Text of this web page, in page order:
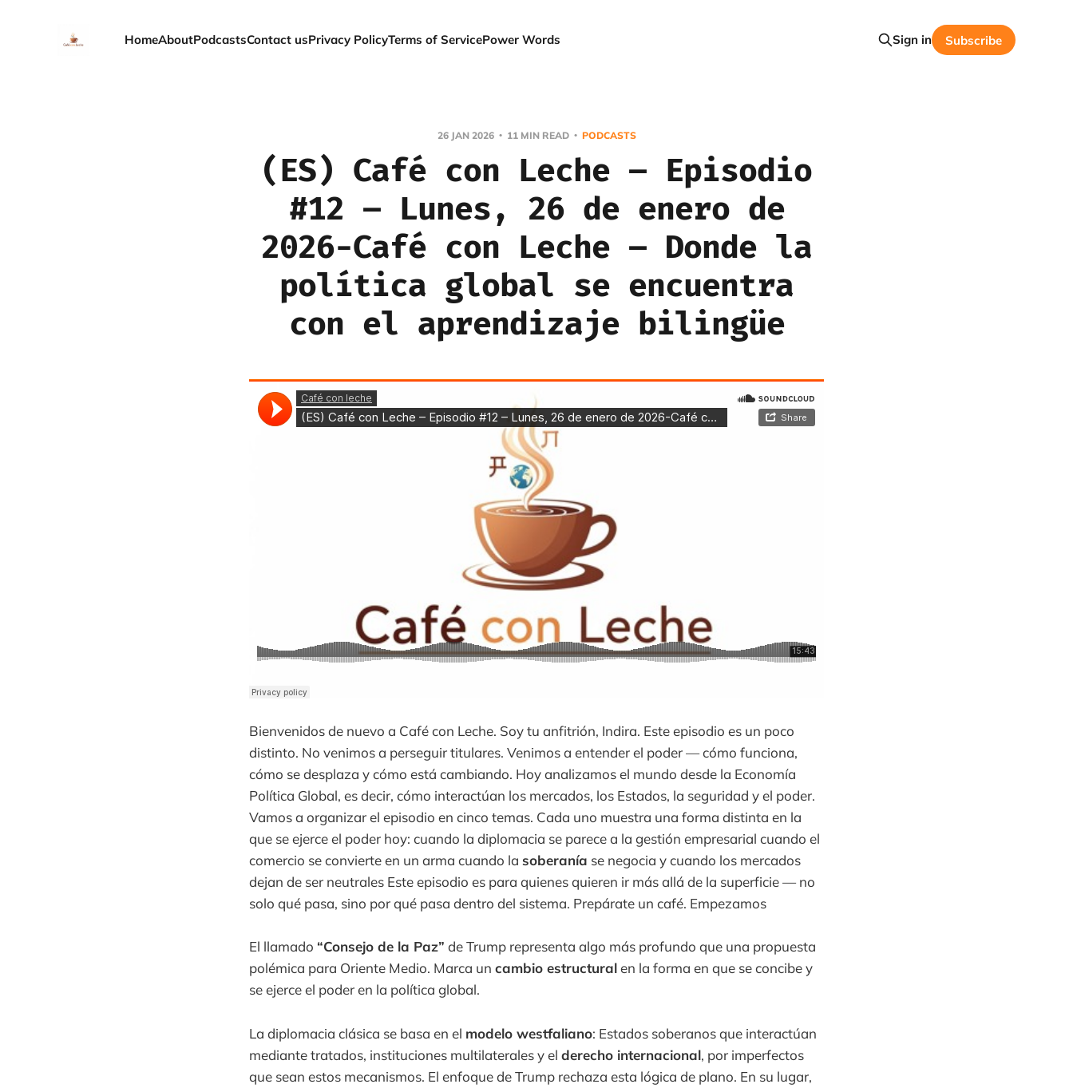
HomeAboutPodcastsContact usPrivacy PolicyTerms of ServicePower Words Sign in Subscribe
26 JAN 2026 11 MIN READ PODCASTS
(ES) Café con Leche – Episodio
#12 – Lunes, 26 de enero de
2026-Café con Leche – Donde la
política global se encuentra
con el aprendizaje bilingüe
Bienvenidos de nuevo a Café con Leche. Soy tu anfitrión, Indira. Este episodio es un poco
distinto. No venimos a perseguir titulares. Venimos a entender el poder — cómo funciona,
cómo se desplaza y cómo está cambiando. Hoy analizamos el mundo desde la Economía
Política Global, es decir, cómo interactúan los mercados, los Estados, la seguridad y el poder.
Vamos a organizar el episodio en cinco temas. Cada uno muestra una forma distinta en la
que se ejerce el poder hoy: cuando la diplomacia se parece a la gestión empresarial cuando el
comercio se convierte en un arma cuando la soberanía se negocia y cuando los mercados
dejan de ser neutrales Este episodio es para quienes quieren ir más allá de la superficie — no
solo qué pasa, sino por qué pasa dentro del sistema. Prepárate un café. Empezamos
El llamado “Consejo de la Paz” de Trump representa algo más profundo que una propuesta
polémica para Oriente Medio. Marca un cambio estructuralen la forma en que se concibe y
se ejerce el poder en la política global.
La diplomacia clásica se basa en el modelo westfaliano: Estados soberanos que interactúan
mediante tratados, instituciones multilaterales y el derecho internacional, por imperfectos
que sean estos mecanismos. El enfoque de Trump rechaza esta lógica de plano. En su lugar,